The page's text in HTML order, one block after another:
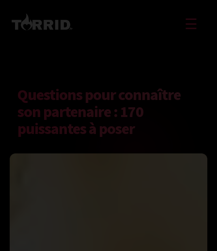
☰
Questions pour connaître
son partenaire : 170
puissantes à poser